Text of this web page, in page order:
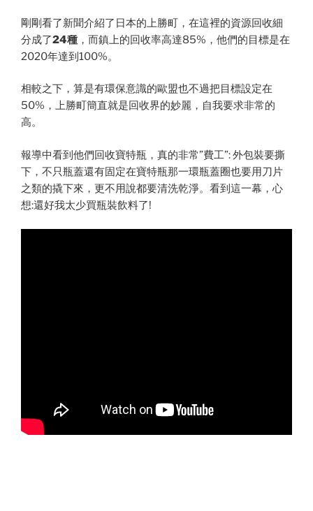
剛剛看了新聞介紹了日本的上勝町，在這裡的資源回收細
分成了24種 ，而鎮上的回收率高達85%，他們的目標是在
2020年達到100%。
相較之下，算是有環保意識的歐盟也不過把目標設定在
50%，上勝町簡直就是回收界的妙麗，自我要求非常的
高。
報導中看到他們回收寶特瓶，真的非常”費工”: 外包裝要撕
下，不只瓶蓋還有固定在寶特瓶那一環瓶蓋圈也要用刀片
之類的撬下來，更不用說都要清洗乾淨。看到這一幕，心
想:還好我太少買瓶裝飲料了!